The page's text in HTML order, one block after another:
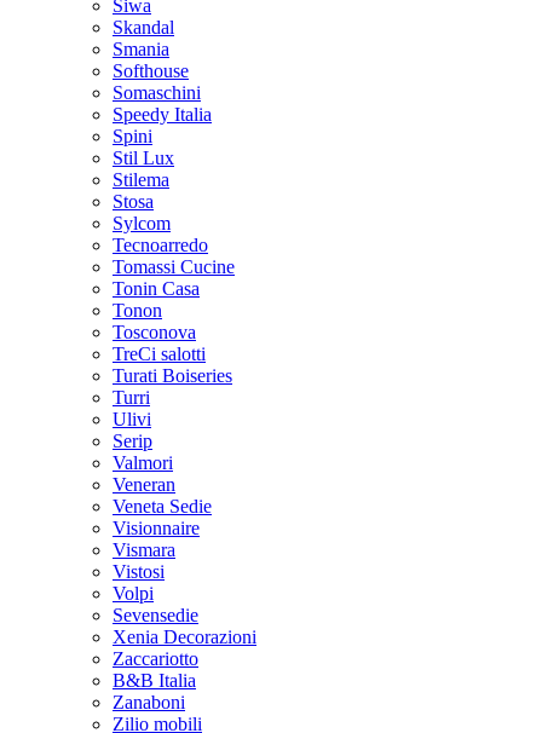
Siwa
Skandal
Smania
Softhouse
Somaschini
Speedy Italia
Spini
Stil Lux
Stilema
Stosa
Sylcom
Tecnoarredo
Tomassi Cucine
Tonin Casa
Tonon
Tosconova
TreCi salotti
Turati Boiseries
Turri
Ulivi
Serip
Valmori
Veneran
Veneta Sedie
Visionnaire
Vismara
Vistosi
Volpi
Sevensedie
Xenia Decorazioni
Zaccariotto
B&B Italia
Zanaboni
Zilio mobili